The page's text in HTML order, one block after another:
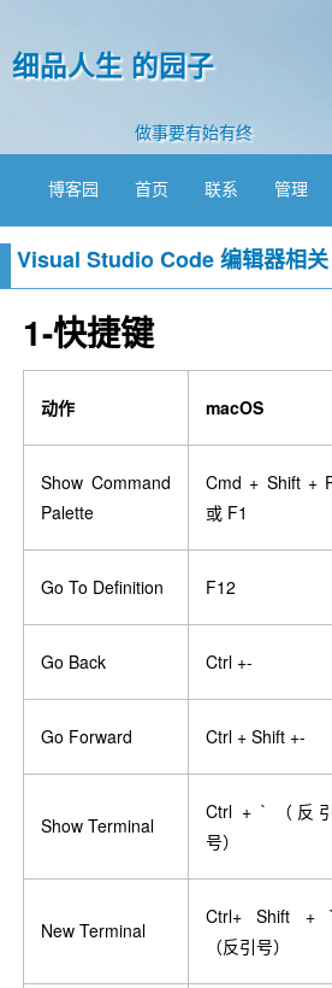
细品人生 的园子
做事要有始有终
博客园 首页 联系 管理
Visual Studio Code 编辑器相关
1-快捷键
动作 macOS
Show Command
Palette
Cmd + Shift +
或 F1
Go To Definition F12
Go Back Ctrl +-
Go Forward Ctrl + Shift +-
Show Terminal
Ctrl + ` （反引
号）
New Terminal
Ctrl+ Shift + `
（反引号）